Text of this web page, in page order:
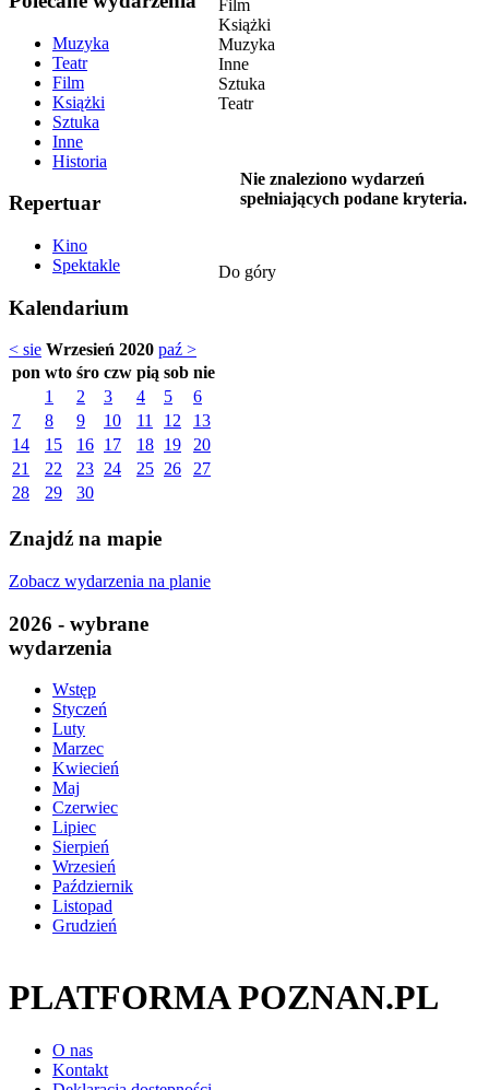
Muzyka
Teatr
Film
Książki
Sztuka
Inne
Historia
Repertuar
Kino
Spektakle
Kalendarium
< sie Wrzesień 2020 paź >
pon wto śro czw pią sob nie
1
2 3 4 5
6
7
8 9 10 11 12
13
14
15 16 17 18 19
20
21
22 23 24 25 26
27
28
29 30
Znajdź na mapie
Zobacz wydarzenia na planie
2026 - wybrane
wydarzenia
Wstęp
Styczeń
Luty
Marzec
Kwiecień
Maj
Czerwiec
Lipiec
Sierpień
Wrzesień
Październik
Listopad
Grudzień
Film
Książki
Muzyka
Inne
Sztuka
Teatr
Nie znaleziono wydarzeń
spełniających podane kryteria.
Do góry
PLATFORMA POZNAN.PL
O nas
Kontakt